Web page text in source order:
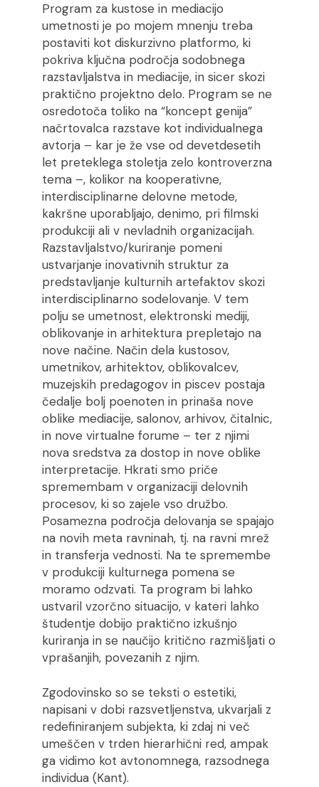
Program za kustose in mediacijo
umetnosti je po mojem mnenju treba
postaviti kot diskurzivno platformo, ki
pokriva ključna področja sodobnega
razstavljalstva in mediacije, in sicer skozi
praktično projektno delo. Program se ne
osredotoča toliko na “koncept genija”
načrtovalca razstave kot individualnega
avtorja – kar je že vse od devetdesetih
let preteklega stoletja zelo kontroverzna
tema –, kolikor na kooperativne,
interdisciplinarne delovne metode,
kakršne uporabljajo, denimo, pri filmski
produkciji ali v nevladnih organizacijah.
Razstavljalstvo/kuriranje pomeni
ustvarjanje inovativnih struktur za
predstavljanje kulturnih artefaktov skozi
interdisciplinarno sodelovanje. V tem
polju se umetnost, elektronski mediji,
oblikovanje in arhitektura prepletajo na
nove načine. Način dela kustosov,
umetnikov, arhitektov, oblikovalcev,
muzejskih predagogov in piscev postaja
čedalje bolj poenoten in prinaša nove
oblike mediacije, salonov, arhivov, čitalnic,
in nove virtualne forume – ter z njimi
nova sredstva za dostop in nove oblike
interpretacije. Hkrati smo priče
spremembam v organizaciji delovnih
procesov, ki so zajele vso družbo.
Posamezna področja delovanja se spajajo
na novih meta ravninah, tj. na ravni mrež
in transferja vednosti. Na te spremembe
v produkciji kulturnega pomena se
moramo odzvati. Ta program bi lahko
ustvaril vzorčno situacijo, v kateri lahko
študentje dobijo praktično izkušnjo
kuriranja in se naučijo kritično razmišljati o
vprašanjih, povezanih z njim.
Zgodovinsko so se teksti o estetiki,
napisani v dobi razsvetljenstva, ukvarjali z
redefiniranjem subjekta, ki zdaj ni več
umeščen v trden hierarhični red, ampak
ga vidimo kot avtonomnega, razsodnega
individua (Kant).